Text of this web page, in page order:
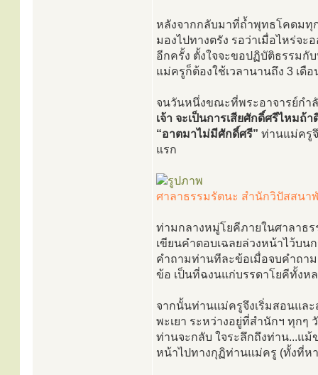
หลังจากกลับมาที่ถ้ำพุทธโคดมทุ
มองไปทางตรัง รอว่าเมื่อไหร่จ
อีกครั้ง ตั้งใจจะขอปฏิบัติธรรมกั
แม่ครูก็ต้องใช้เวลานานถึง 3 เดื
จนวันหนึ่งขณะที่พระอาจารย์กำ
เจ้า จะเป็นการเสียศักดิ์ศรีไหมถ้
“อาตมาไม่มีศักดิ์ศรี” ท่านแม่ครู
แรก
ศาลาธรรมรัตนะ สำนักวิปัสสนา
ท่ามกลางหมู่โยคีภายในศาลาธ
เขียนคำตอบเฉลยล่วงหน้าไว้บ
คำถามท่านทีละข้อเมื่อจบคำถา
ข้อ เป็นที่ฉงนแก่บรรดาโยคีทั้งห
จากนั้นท่านแม่ครูจึงเริ่มสอนแล
พะเยา ระหว่างอยู่ที่สำนักฯ ทุก
ท่านจะกลับ ใจระลึกถึงท่าน...แ
หน้าไปทางกุฏิท่านแม่ครู (ทั้งที่ห